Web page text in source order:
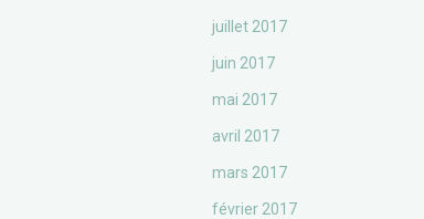
juillet 2017
juin 2017
mai 2017
avril 2017
mars 2017
février 2017